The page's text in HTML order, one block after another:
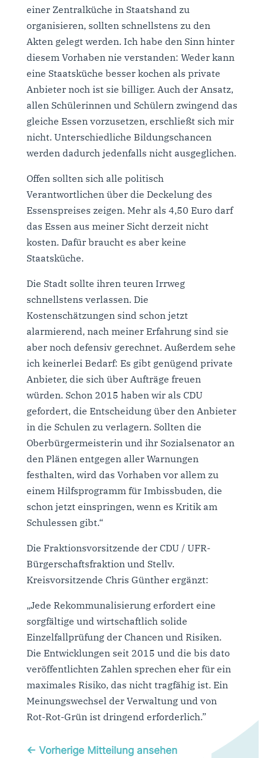
einer Zentralküche in Staatshand zu
organisieren, sollten schnellstens zu den
Akten gelegt werden. Ich habe den Sinn hinter
diesem Vorhaben nie verstanden: Weder kann
eine Staatsküche besser kochen als private
Anbieter noch ist sie billiger. Auch der Ansatz,
allen Schülerinnen und Schülern zwingend das
gleiche Essen vorzusetzen, erschließt sich mir
nicht. Unterschiedliche Bildungschancen
werden dadurch jedenfalls nicht ausgeglichen.
Offen sollten sich alle politisch
Verantwortlichen über die Deckelung des
Essenspreises zeigen. Mehr als 4,50 Euro darf
das Essen aus meiner Sicht derzeit nicht
kosten. Dafür braucht es aber keine
Staatsküche.
Die Stadt sollte ihren teuren Irrweg
schnellstens verlassen. Die
Kostenschätzungen sind schon jetzt
alarmierend, nach meiner Erfahrung sind sie
aber noch defensiv gerechnet. Außerdem sehe
ich keinerlei Bedarf: Es gibt genügend private
Anbieter, die sich über Aufträge freuen
würden. Schon 2015 haben wir als CDU
gefordert, die Entscheidung über den Anbieter
in die Schulen zu verlagern. Sollten die
Oberbürgermeisterin und ihr Sozialsenator an
den Plänen entgegen aller Warnungen
festhalten, wird das Vorhaben vor allem zu
einem Hilfsprogramm für Imbissbuden, die
schon jetzt einspringen, wenn es Kritik am
Schulessen gibt.“
Die Fraktionsvorsitzende der CDU / UFR-
Bürgerschaftsfraktion und Stellv.
Kreisvorsitzende Chris Günther ergänzt:
„Jede Rekommunalisierung erfordert eine
sorgfältige und wirtschaftlich solide
Einzelfallprüfung der Chancen und Risiken.
Die Entwicklungen seit 2015 und die bis dato
veröffentlichten Zahlen sprechen eher für ein
maximales Risiko, das nicht tragfähig ist. Ein
Meinungswechsel der Verwaltung und von
Rot-Rot-Grün ist dringend erforderlich.”
← Vorherige Mitteilung ansehen